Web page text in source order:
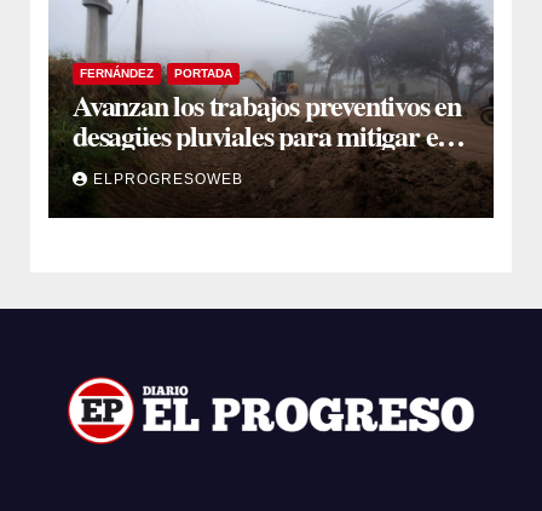
FERNÁNDEZ PORTADA
Avanzan los trabajos preventivos en
desagües pluviales para mitigar el
impacto de la temporada de lluvias
ELPROGRESOWEB